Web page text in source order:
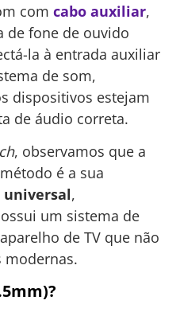
com cabo auxiliar,
de fone de ouvido
la à entrada auxiliar
de som,
dispositivos estejam
de áudio correta.
, observamos que a
é a sua
,
um sistema de
de TV que não
modernas.